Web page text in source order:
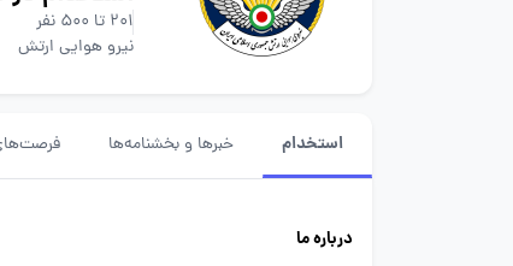
201 تا 500 نفر
نیرو هوایی ارتش
استخدام خبرها و بخشنامه‌ها
درباره ما